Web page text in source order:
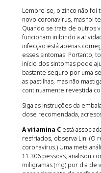
Lembre-se, o zinco não foi
novo coronavírus, mas foi
Quando se trata de outros
funcionam inibindo a
infecção está apenas
esses sintomas. Portanto,
início dos sintomas pode
bastante seguro por uma
as pastilhas, mas não
continuamente revestida
Siga as instruções da
dose recomendada,
A vitamina Cestá
resfriados, observa Lin. (O
coronavírus.) Uma meta
11.306 pessoas, analisou
miligramas (mg) por dia de